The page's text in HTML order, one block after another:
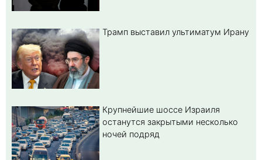
Трамп выставил ультиматум Ирану
Крупнейшие шоссе Израиля
останутся закрытыми несколько
ночей подряд